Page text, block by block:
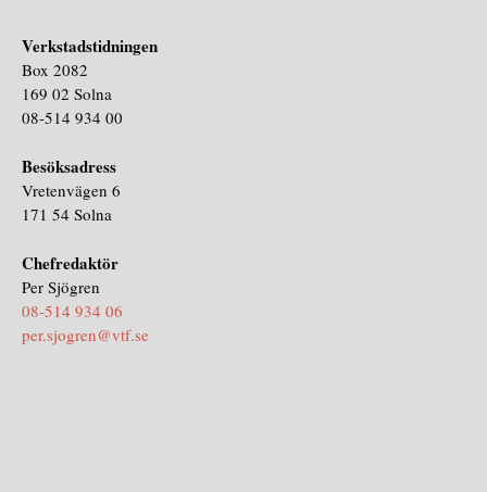
Verkstadstidningen
Box 2082
169 02 Solna
08-514 934 00
Besöksadress
Vretenvägen 6
171 54 Solna
Chefredaktör
Per Sjögren
08-514 934 06
per.sjogren@vtf.se